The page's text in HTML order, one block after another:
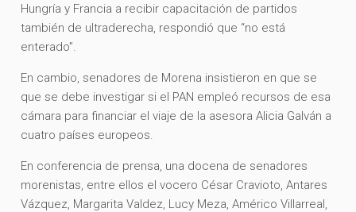
Hungría y Francia a recibir capacitación de partidos
también de ultraderecha, respondió que “no está
enterado”.
En cambio, senadores de Morena insistieron en que se
que se debe investigar si el PAN empleó recursos de esa
cámara para financiar el viaje de la asesora Alicia Galván a
cuatro países europeos.
En conferencia de prensa, una docena de senadores
morenistas, entre ellos el vocero César Cravioto, Antares
Vázquez, Margarita Valdez, Lucy Meza, Américo Villarreal,